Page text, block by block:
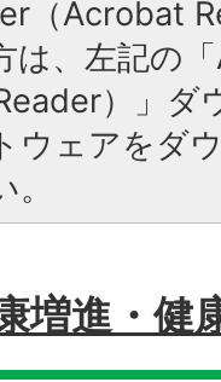
（Acrobat
は、左記の
）」ダ
ウェアをダ
増進・健